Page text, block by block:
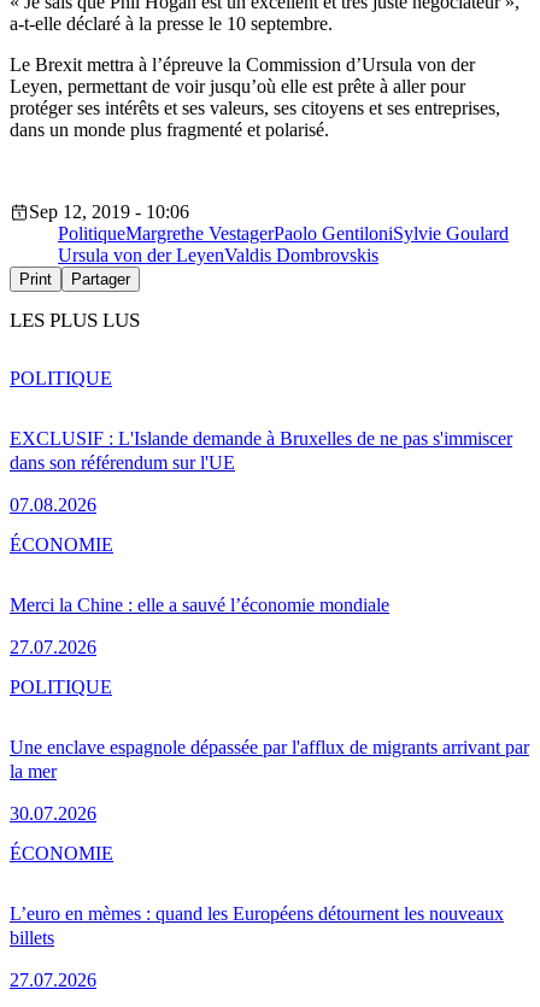
a-t-elle déclaré à la presse le 10 septembre.
Le Brexit mettra à l’épreuve la Commission d’Ursula von der
Leyen, permettant de voir jusqu’où elle est prête à aller pour
protéger ses intérêts et ses valeurs, ses citoyens et ses entreprises,
dans un monde plus fragmenté et polarisé.
Sep 12, 2019 - 10:06
PolitiqueMargrethe VestagerPaolo GentiloniSylvie Goulard
Ursula von der LeyenValdis Dombrovskis
Print Partager
LES PLUS LUS
EXCLUSIF : L'Islande demande à Bruxelles de ne pas s'immiscer
dans son référendum sur l'UE
07.08.2026
POLITIQUE
Merci la Chine : elle a sauvé l’économie mondiale
27.07.2026
ÉCONOMIE
Une enclave espagnole dépassée par l'afflux de migrants arrivant par
la mer
30.07.2026
POLITIQUE
L’euro en mèmes : quand les Européens détournent les nouveaux
billets
27.07.2026
ÉCONOMIE